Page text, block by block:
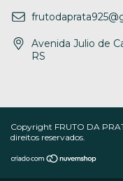
Avenida Julio de
RS
Copyright FRUTO DA
direitos reservados.